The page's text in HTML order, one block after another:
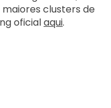
clusters de
oficialaqui.